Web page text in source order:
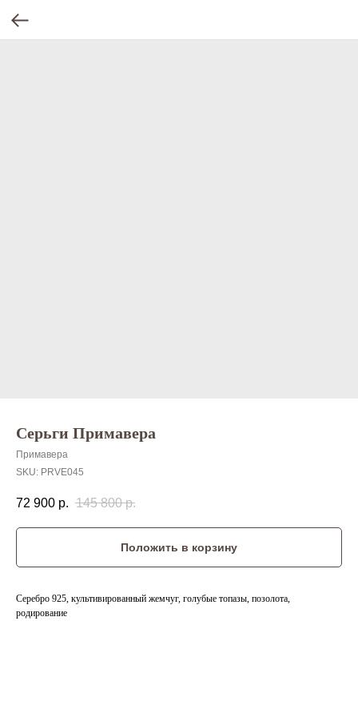
Серьги Примавера
Примавера
SKU: PRVE045
72 900 р. 145 800 р.
Положить в корзину
Серебро 925, культивированный жемчуг, голубые топазы, позолота,
родирование